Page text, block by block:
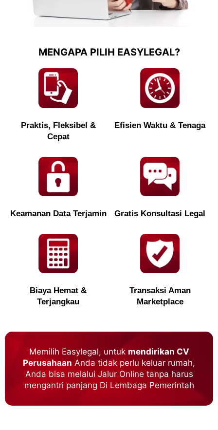
MENGAPA PILIH EASYLEGAL?
Praktis, Fleksibel &
Cepat
Efisien Waktu & Tenaga
Keamanan Data Terjamin Gratis Konsultasi Legal
Biaya Hemat &
Terjangkau
Transaksi Aman
Marketplace
Memilih Easylegal, untuk mendirikan CV
PerusahaanAnda tidak perlu keluar rumah,
Anda bisa melalui Jalur Online tanpa harus
mengantri panjang Di Lembaga Pemerintah